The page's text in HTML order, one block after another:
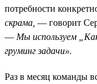
потребности
скрама, — говорит
— Мы используем
груминг задачи».
Раз в месяц команды